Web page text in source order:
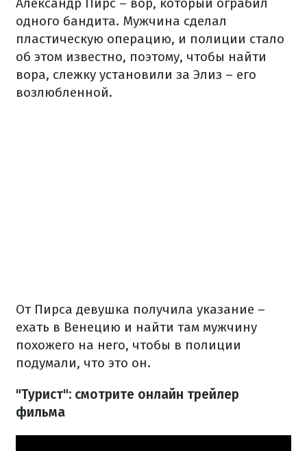
Александр Пирс – вор, который ограбил
одного бандита. Мужчина сделал
пластическую операцию, и полиции стало
об этом известно, поэтому, чтобы найти
вора, слежку установили за Элиз – его
возлюбленной.
От Пирса девушка получила указание –
ехать в Венецию и найти там мужчину
похожего на него, чтобы в полиции
подумали, что это он.
"Турист": смотрите онлайн трейлер
фильма